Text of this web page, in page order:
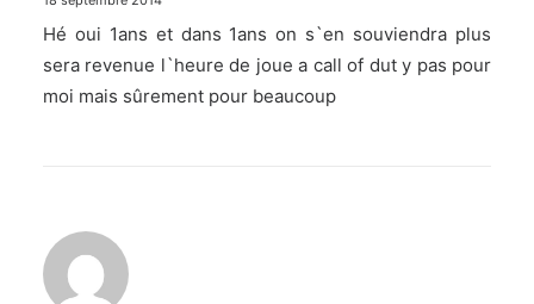
Hé oui 1ans et dans 1ans on s`en souviendra plus
sera revenue l`heure de joue a call of dut y pas pour
moi mais sûrement pour beaucoup